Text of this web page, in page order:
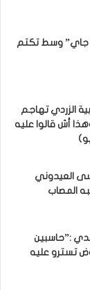
جاي” وسط تكتم
الزردي تهاجم
أش قالوا عليه
العيدوني
المصاب
:”حاسبين
تسترو عليه